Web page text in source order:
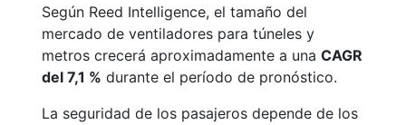
Según Reed Intelligence, el tamaño del
mercado de ventiladores para túneles y
metros crecerá aproximadamente a una CAGR
del 7,1 % durante el período de pronóstico.
La seguridad de los pasajeros depende de los